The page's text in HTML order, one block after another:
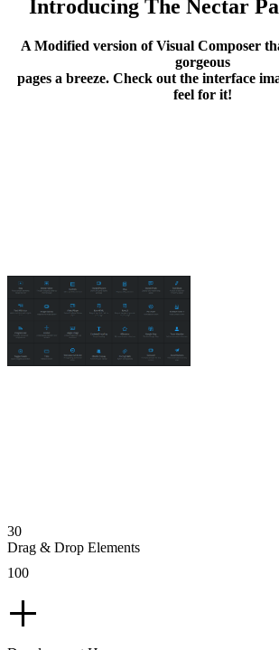
Introducing The Nectar
A Modified version of Visual Composer
gorgeous
pages a breeze. Check out the interface
feel for it!
30
Drag & Drop Elements
100
+